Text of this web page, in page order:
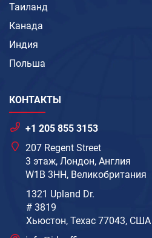
Таиланд
Канада
Индия
Польша
КОНТАКТЫ
+1 205 855 3153
207 Regent Street
3 этаж, Лондон, Англия
W1B 3HH, Великобритания
1321 Upland Dr.
# 3819
Хьюстон, Техас 77043, США